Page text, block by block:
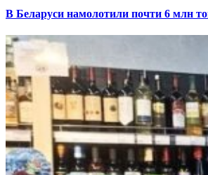
В Беларуси намолотили почти 6 млн